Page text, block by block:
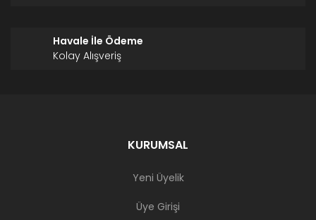
Havale İle Ödeme
Kolay Alışveriş
KURUMSAL
Yeni Üyelik
Üye Girişi